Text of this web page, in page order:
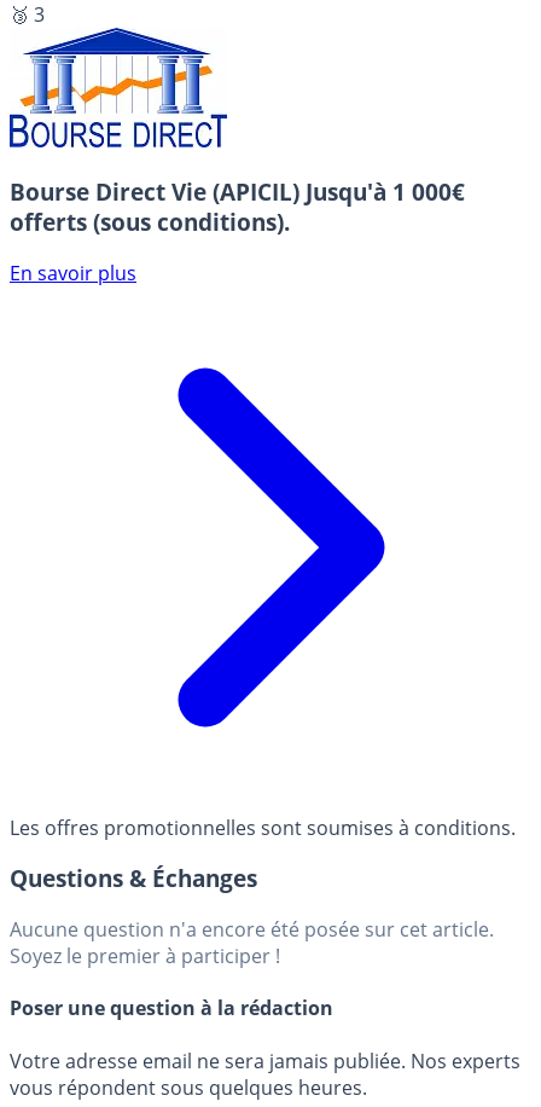
🥉 3
Bourse Direct Vie (APICIL) Jusqu'à 1 000€
offerts (sous conditions).
En savoir plus
Les offres promotionnelles sont soumises à conditions.
Questions & Échanges
Aucune question n'a encore été posée sur cet article.
Soyez le premier à participer !
Poser une question à la rédaction
Votre adresse email ne sera jamais publiée. Nos experts
vous répondent sous quelques heures.